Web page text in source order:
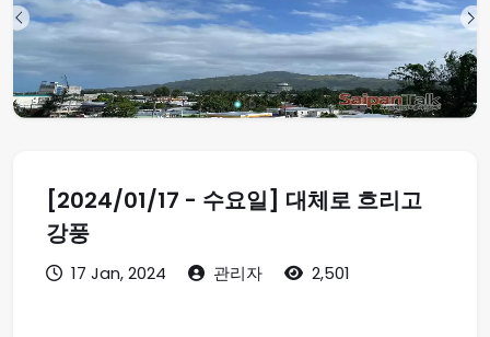
[2024/01/17 - 수요일] 대체로 흐리고
강풍
17 Jan, 2024 관리자 2,501